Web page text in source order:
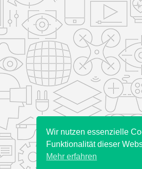
Wir nutzen essenzielle
Funktionalität dieser
Mehr erfahren